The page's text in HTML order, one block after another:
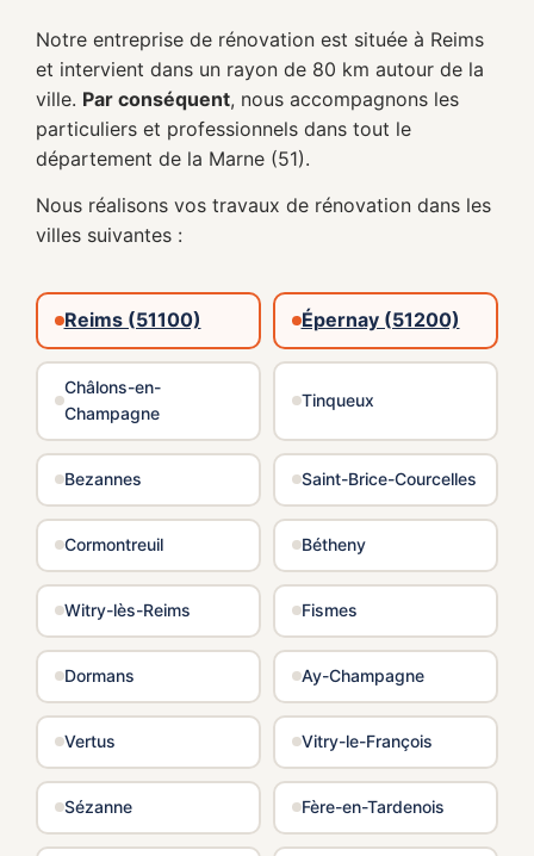
Notre entreprise de rénovation est située à Reims
et intervient dans un rayon de 80 km autour de la
ville. Par conséquent, nous accompagnons les
particuliers et professionnels dans tout le
département de la Marne (51).
Nous réalisons vos travaux de rénovation dans les
villes suivantes :
Reims (51100) Épernay (51200)
Châlons-en-
Champagne
Tinqueux
Bezannes Saint-Brice-Courcelles
Cormontreuil Bétheny
Witry-lès-Reims Fismes
Dormans Ay-Champagne
Vertus Vitry-le-François
Sézanne Fère-en-Tardenois